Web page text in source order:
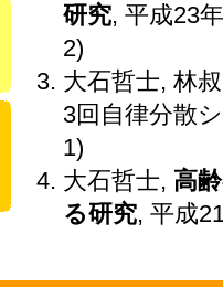
研究, 平成23
2)
大石哲士, 林
3回自律分散
1)
大石哲士, 高
る研究, 平成